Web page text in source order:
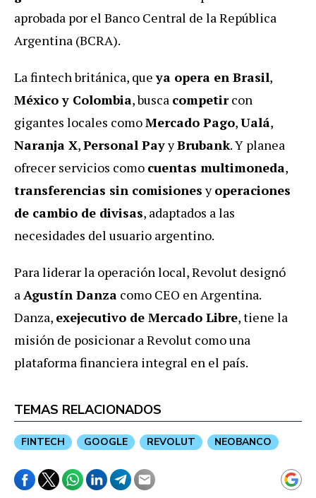
aprobada por el Banco Central de la República
Argentina (BCRA).
La fintech británica, queya opera en Brasil,
México y Colombia, busca competircon
gigantes locales comoMercado Pago,Ualá,
Naranja X,Personal PayyBrubank.Y planea
ofrecer servicios como cuentas multimoneda,
transferencias sin comisionesyoperaciones
de cambio de divisas, adaptados a las
necesidades del usuario argentino.
Para liderar la operación local, Revolut designó
aAgustín Danza como CEO en Argentina.
Danza, exejecutivo de Mercado Libre, tiene la
misión de posicionar a Revolut como una
plataforma financiera integral en el país.
TEMAS RELACIONADOS
FINTECH GOOGLE REVOLUT NEOBANCO